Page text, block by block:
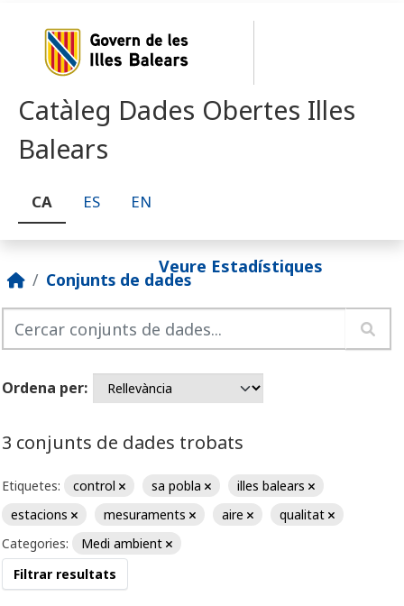
Catàleg Dades Obertes Illes
Balears
CA ES EN
Veure Estadístiques
Conjunts de dades
Ordena per
3 conjunts de dades trobats
Etiquetes: control sa pobla
illes balears
estacions
mesuraments aire
qualitat
Categories:
Medi ambient
Filtrar resultats